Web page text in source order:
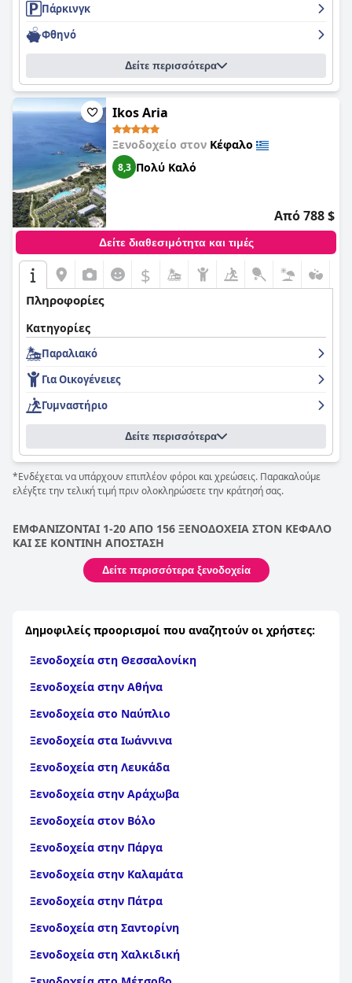
Πάρκινγκ
Φθηνό
Δείτε περισσότερα
Ikos Aria
Ξενοδοχείο στον Κέφαλο
8,3 Πολύ Καλό
Από 788 $
Δείτε διαθεσιμότητα και τιμές
$
Πληροφορίες
Κατηγορίες
Παραλιακό
Για Οικογένειες
Γυμναστήριο
Δείτε περισσότερα
*Ενδέχεται να υπάρχουν επιπλέον φόροι και χρεώσεις. Παρακαλούμε
ελέγξτε την τελική τιμή πριν ολοκληρώσετε την κράτησή σας.
ΕΜΦΑΝΙΖΟΝΤΑΙ 1-20 ΑΠΟ 156 ΞΕΝΟΔΟΧΕΙΑ ΣΤΟΝ ΚΕΦΑΛΟ
ΚΑΙ ΣΕ ΚΟΝΤΙΝΗ ΑΠΟΣΤΑΣΗ
Δείτε περισσότερα ξενοδοχεία
Δημοφιλείς προορισμοί που αναζητούν οι χρήστες:
Ξενοδοχεία στη Θεσσαλονίκη
Ξενοδοχεία στην Αθήνα
Ξενοδοχεία στο Ναύπλιο
Ξενοδοχεία στα Ιωάννινα
Ξενοδοχεία στη Λευκάδα
Ξενοδοχεία στην Αράχωβα
Ξενοδοχεία στον Βόλο
Ξενοδοχεία στην Πάργα
Ξενοδοχεία στην Καλαμάτα
Ξενοδοχεία στην Πάτρα
Ξενοδοχεία στη Σαντορίνη
Ξενοδοχεία στη Χαλκιδική